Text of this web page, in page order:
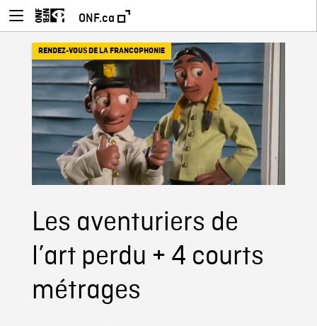
ONF.ca
RENDEZ-VOUS DE LA FRANCOPHONIE
Les aventuriers de
l’art perdu + 4 courts
métrages